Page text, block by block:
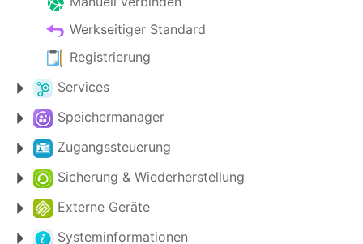
Werkseitiger Standard
Registrierung
Services
Speichermanager
Zugangssteuerung
Sicherung & Wiederherstellung
Externe Geräte
Systeminformationen